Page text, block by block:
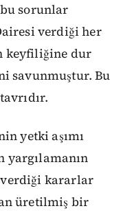
sorunlar
verdiği her
keyfiliğine dur
savunmuştur. Bu
yetki aşımı
yargılamanın
verdiği kararlar
üretilmiş bir